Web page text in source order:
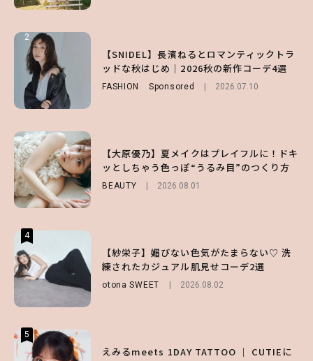
2
【SNIDEL】長濱ねるとロマンティックトラ
ッドな秋はじめ｜2026秋の新作コーデ4選
FASHION Sponsored 2026.07.10
3
【大原優乃】夏メイクはプレイフルに！ドキ
ッとしちゃう色っぽ“うるみ目”のつくり方
BEAUTY 2026.08.01
4
【紗栄子】媚びない色気がたまらない♡ 洗
練されたカジュアル肌見せコーデ2選
otona SWEET 2026.08.02
5
えみるmeets 1DAY TATTOO ｜ CUTIEに
2
【大原優乃】夏メイクはプレイフルに！ドキ
ッとしちゃう色っぽ“うるみ目”のつくり方
BEAUTY 2026.08.01
3
【スタバ】約160通りのカスタマイズができ
る⁉ 39店舗限定『My フルーツ³ フラペチー
ノ®』を徹底レポ♡
4
【齋藤飛鳥】人生初のロブに！「意外としっ
くりくるし、すごく新鮮で心地いい」ヘアカ
ットの様子を独占でお届け♡
ENTERTAINMENT
5
【森香澄】理想のスタイルはどう作る？体型
2
【付録】総柄ハローキティが可愛すぎ♡ 紀
ノ国屋コラボの“優秀保冷バッグ”は夏の強
い味方！【オトナミューズ9月号増刊】
3
【谷まりあ】夏は“シアースカート”でさり
げなく肌見せ！透け感のニュアンスを楽しめ
るマストハブアイテム4選
4
【夏ヘアのくずれ・うねりに】ヘアメイク夢
月直伝♡ ドライシャンプー「バティスト」
を使ったプロ級スタイリング3選
Sponsored
5
【ハローキティ】がスシローと初コラボ♡